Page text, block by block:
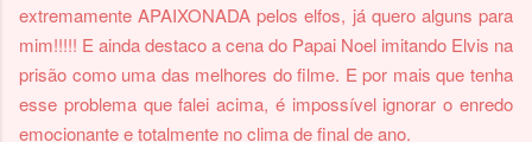
extremamente APAIXONADA pelos elfos, já quero alguns para
mim!!!!! E ainda destaco a cena do Papai Noel imitando Elvis na
prisão como uma das melhores do filme. E por mais que tenha
esse problema que falei acima, é impossível ignorar o enredo
emocionante e totalmente no clima de final de ano.